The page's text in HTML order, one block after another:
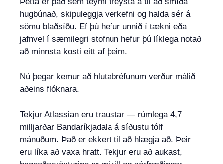
hugbúnað, skipuleggja verkefni og halda sér á
sömu blaðsíðu. Ef þú hefur unnið í tækni eða
jafnvel í sæmilegri stofnun hefur þú líklega notað
að minnsta kosti eitt af þeim.
Nú þegar kemur að hlutabréfunum verður málið
aðeins flóknara.
Tekjur Atlassian eru traustar — rúmlega 4,7
milljarðar Bandaríkjadala á síðustu tólf
mánuðum. Það er ekkert til að hlægja að. Þeir
eru líka að vaxa hratt. Tekjur eru að aukast,